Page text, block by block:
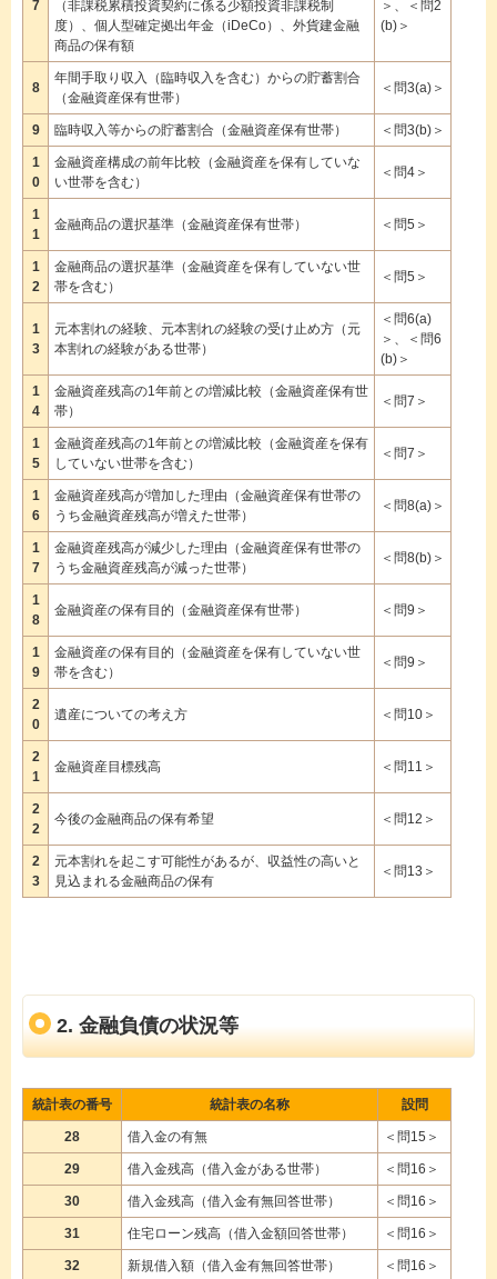
7
（非課税累積投資契約に係る少額投資非課税制
度）、個人型確定拠出年金（iDeCo）、外貨建金融
商品の保有額
＞、＜問2
(b)＞
8
年間手取り収入（臨時収入を含む）からの貯蓄割合
（金融資産保有世帯）
＜問3(a)＞
9 臨時収入等からの貯蓄割合（金融資産保有世帯） ＜問3(b)＞
1
0
金融資産構成の前年比較（金融資産を保有していな
い世帯を含む）
＜問4＞
1
1
金融商品の選択基準（金融資産保有世帯） ＜問5＞
1
2
金融商品の選択基準（金融資産を保有していない世
帯を含む）
＜問5＞
1
3
元本割れの経験、元本割れの経験の受け止め方（元
本割れの経験がある世帯）
＜問6(a)
＞、＜問6
(b)＞
1
4
金融資産残高の1年前との増減比較（金融資産保有世
帯）
＜問7＞
1
5
金融資産残高の1年前との増減比較（金融資産を保有
していない世帯を含む）
＜問7＞
1
6
金融資産残高が増加した理由（金融資産保有世帯の
うち金融資産残高が増えた世帯）
＜問8(a)＞
1
7
金融資産残高が減少した理由（金融資産保有世帯の
うち金融資産残高が減った世帯）
＜問8(b)＞
1
8
金融資産の保有目的（金融資産保有世帯） ＜問9＞
1
9
金融資産の保有目的（金融資産を保有していない世
帯を含む）
＜問9＞
2
0
遺産についての考え方 ＜問10＞
2
1
金融資産目標残高 ＜問11＞
2
2
今後の金融商品の保有希望 ＜問12＞
2
3
元本割れを起こす可能性があるが、収益性の高いと
見込まれる金融商品の保有
＜問13＞
2. 金融負債の状況等
統計表の番号 統計表の名称 設問
28 借入金の有無 ＜問15＞
29 借入金残高（借入金がある世帯） ＜問16＞
30 借入金残高（借入金有無回答世帯） ＜問16＞
31 住宅ローン残高（借入金額回答世帯） ＜問16＞
32 新規借入額（借入金有無回答世帯） ＜問16＞